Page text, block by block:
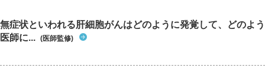
無症状といわれる肝細胞がんはどのように発覚して、どのよ
医師に... (医師監修)